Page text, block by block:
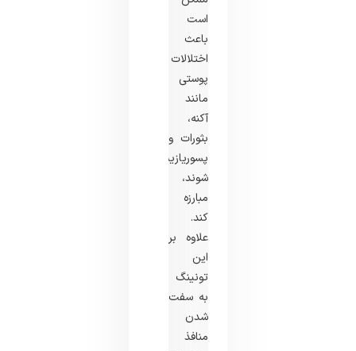
است
باعث
اختلالات
پوستی
مانند
آکنه،
بثورات و
پسوریازیس
شوند،
مبارزه
کند.
علاوه بر
این
تونینگ
به سفت
شدن
منافذ